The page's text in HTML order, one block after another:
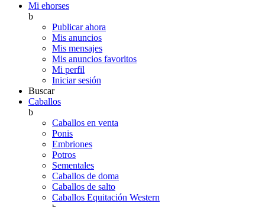
Mi ehorses
b
Publicar ahora
Mis anuncios
Mis mensajes
Mis anuncios favoritos
Mi perfil
Iniciar sesión
Buscar
Caballos
b
Caballos en venta
Ponis
Embriones
Potros
Sementales
Caballos de doma
Caballos de salto
Caballos Equitación Western